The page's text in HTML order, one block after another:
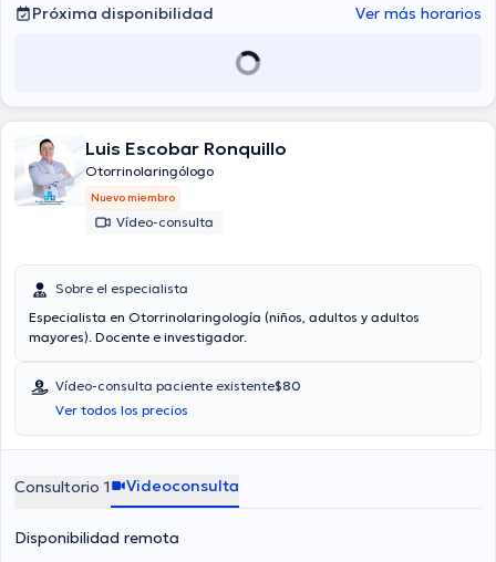
Próxima disponibilidad
Ver más horarios
Luis Escobar Ronquillo
Otorrinolaringólogo
Nuevo miembro
Vídeo-consulta
Sobre el especialista
Especialista en Otorrinolaringología (niños, adultos y adultos
mayores). Docente e investigador.
Vídeo-consulta paciente existente$80
Ver todos los precios
Consultorio 1 Videoconsulta
Disponibilidad remota